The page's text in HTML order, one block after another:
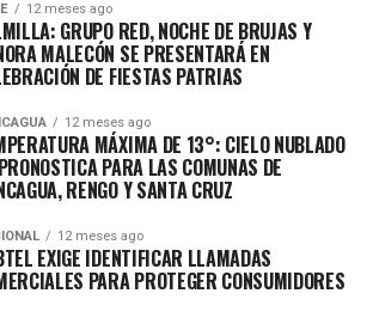
12 meses ago
GRUPO RED, NOCHE DE BRUJAS Y
MALECÓN SE PRESENTARÁ EN
DE FIESTAS PATRIAS
12 meses ago
MÁXIMA DE 13°: CIELO NUBLADO
PARA LAS COMUNAS DE
RENGO Y SANTA CRUZ
12 meses ago
EXIGE IDENTIFICAR LLAMADAS
PARA PROTEGER CONSUMIDORES